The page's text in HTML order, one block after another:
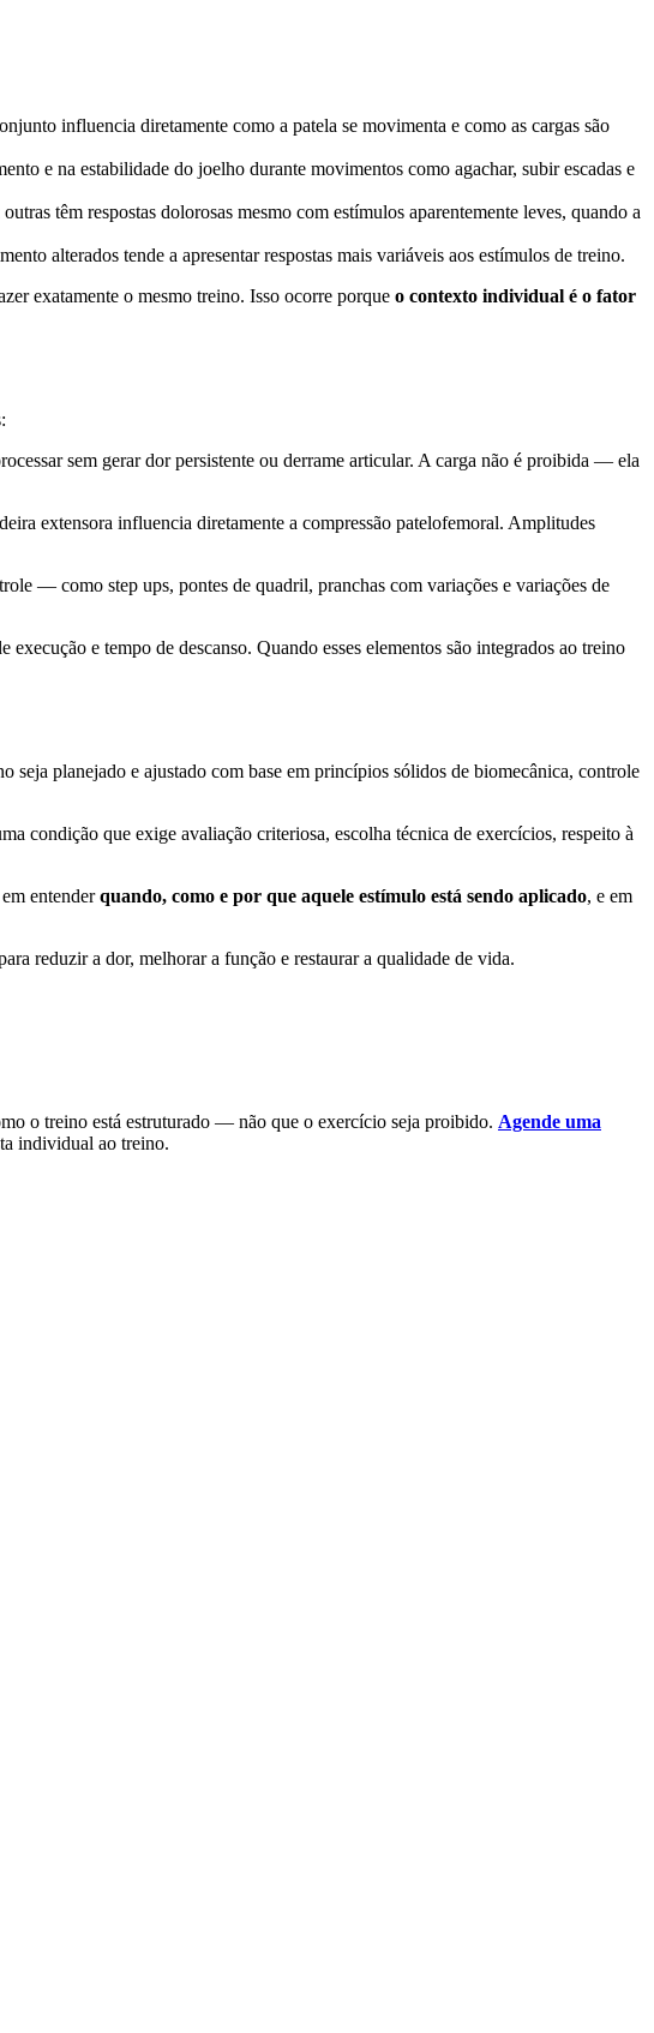
influencia diretamente como a patela se movimenta e como as cargas são
e na estabilidade do joelho durante movimentos como agachar, subir escadas e
têm respostas dolorosas mesmo com estímulos aparentemente leves, quando a
alterados tende a apresentar respostas mais variáveis aos estímulos de treino.
exatamente o mesmo treino. Isso ocorre porque o contexto individual é o fator
sem gerar dor persistente ou derrame articular. A carga não é proibida — ela
extensora influencia diretamente a compressão patelofemoral. Amplitudes
— como step ups, pontes de quadril, pranchas com variações e variações de
e tempo de descanso. Quando esses elementos são integrados ao treino
seja planejado e ajustado com base em princípios sólidos de biomecânica, controle
condição que exige avaliação criteriosa, escolha técnica de exercícios, respeito à
entenderquando, como e por que aquele estímulo está sendo aplicado, e em
reduzir a dor, melhorar a função e restaurar a qualidade de vida.
o treino está estruturado — não que o exercício seja proibido. Agende uma
individual ao treino.